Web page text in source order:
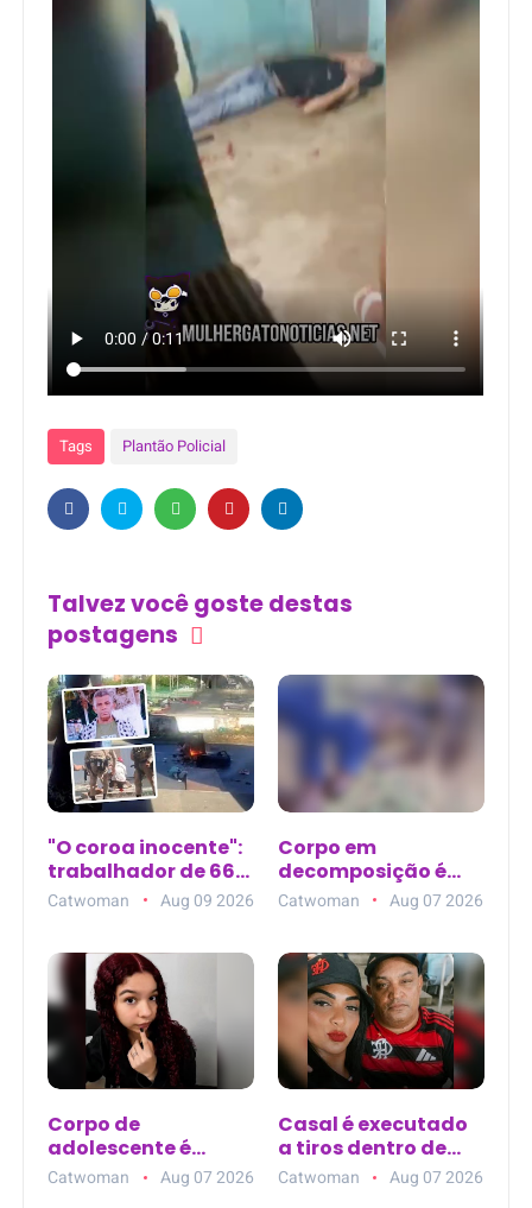
Tags Plantão Policial
Talvez você goste destas
postagens
"O coroa inocente":
trabalhador de 66
anos é baleado em
troca de tiros e
Pernambués (BA)
Catwoman Aug 09 2026
Corpo em
decomposição é
encontrado em
terreno baldio
Supermercado
Rebouças, em
Mossoró (RN)
Catwoman Aug 07 2026
Corpo de
adolescente é
encontrado na Baía
do Guajará após
Catwoman Aug 07 2026
Casal é executado
a tiros dentro de
apartamento em
Barra do Piraí (RJ)
Catwoman Aug 07 2026